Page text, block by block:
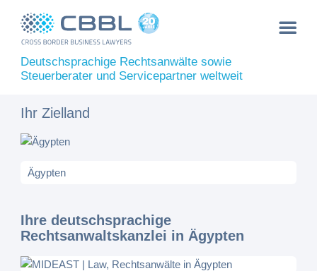
Deutschsprachige Rechtsanwälte sowie
Steuerberater und Servicepartner weltweit
Ihr Zielland
Ihre deutschsprachige
Rechtsanwaltskanzlei in Ägypten